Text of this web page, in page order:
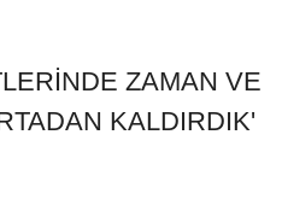
ZAMAN VE
KALDIRDIK'